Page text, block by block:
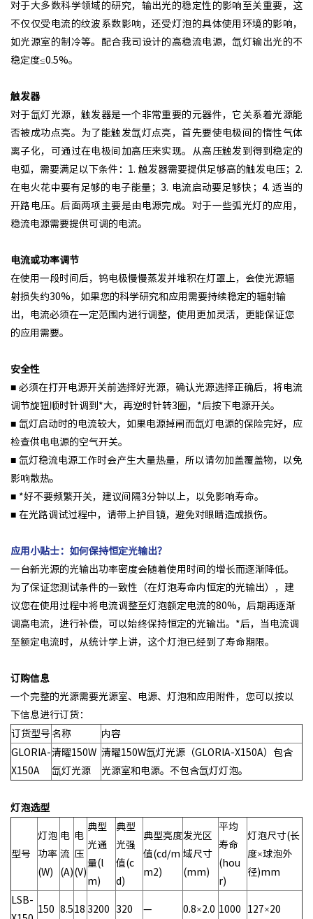
对于大多数科学领域的研究，输出光的稳定性的影响至关重要，这
不仅仅受电流的纹波系数影响，还受灯泡的具体使用环境的影响，
如光源室的制冷等。配合我司设计的高稳流电源，氙灯输出光的不
稳定度≤0.5%。
触发器
对于氙灯光源，触发器是一个非常重要的元器件，它关系着光源能
否被成功点亮。为了能触发氙灯点亮，首先要使电极间的惰性气体
离子化，可通过在电极间加高压来实现。从高压触发到得到稳定的
电弧，需要满足以下条件：1. 触发器需要提供足够高的触发电压；2.
在电火花中要有足够的电子能量；3. 电流启动要足够快；4. 适当的
开路电压。后面两项主要是由电源完成。对于一些弧光灯的应用，
稳流电源需要提供可调的电流。
电流或功率调节
在使用一段时间后，钨电极慢慢蒸发并堆积在灯罩上，会使光源辐
射损失约30%，如果您的科学研究和应用需要持续稳定的辐射输
出，电流必须在一定范围内进行调整，使用更加灵活，更能保证您
的应用需要。
安全性
■ 必须在打开电源开关前选择好光源，确认光源选择正确后，将电流
调节旋钮顺时针调到*大，再逆时针转3圈，*后按下电源开关。
■ 氙灯启动时的电流较大，如果电源掉闸而氙灯电源的保险完好，应
检查供电电源的空气开关。
■ 氙灯稳流电源工作时会产生大量热量，所以请勿加盖覆盖物，以免
影响散热。
■ *好不要频繁开关，建议间隔3分钟以上，以免影响寿命。
■ 在光路调试过程中，请带上护目镜，避免对眼睛造成损伤。
应用小贴士：如何保持恒定光输出？
一台新光源的光输出功率密度会随着使用时间的增长而逐渐降低。
为了保证您测试条件的一致性（在灯泡寿命内恒定的光输出），建
议您在使用过程中将电流调整至灯泡额定电流的80%，后期再逐渐
调高电流，进行补偿，可以始终保持恒定的光输出。*后，当电流调
至额定电流时，从统计学上讲，这个灯泡已经到了寿命期限。
订购信息
一个完整的光源需要光源室、电源、灯泡和应用附件，您可以按以
下信息进行订货：
订货型号 名称
内容
GLORIA-
X150A
清曜150W
氙灯光源
清曜150W氙灯光源（GLORIA-X150A）包含
光源室和电源。不包含氙灯灯泡。
灯泡选型
型号
灯泡
功率
(W)
电
流
(A)
电
压
(V)
典型
光通
量(l
m)
典型
光强
值(c
d)
典型亮度
值(cd/m
m2)
发光区
域尺寸
(mm)
平均
寿命
(hou
r)
灯泡尺寸(长
度×球泡外
径)mm
LSB-
150 8.5 18 3200 320 — 0.8×2.0 1000 127×20